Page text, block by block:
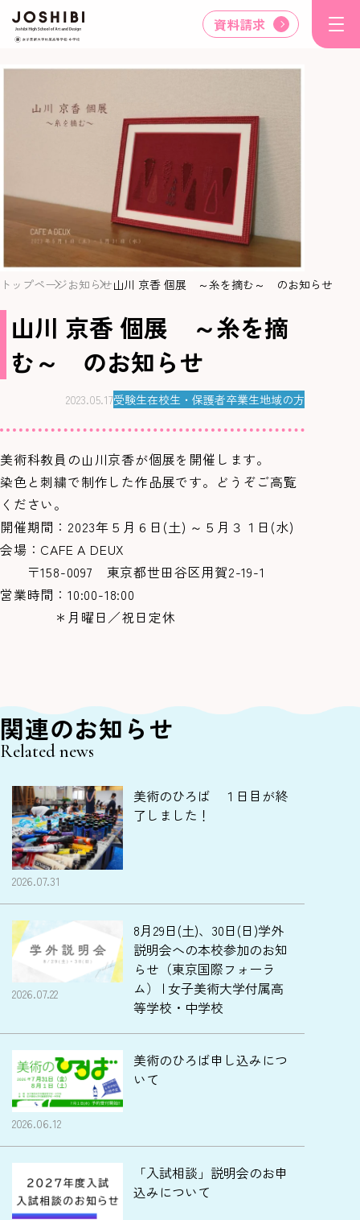
資料請求
トップページお知らせ山川 京香 個展 ～糸を摘む～ のお知らせ
山川 京香 個展 ～糸を摘
む～ のお知らせ
2023.05.17受験生在校生・保護者卒業生地域の方
美術科教員の山川京香が個展を開催します。
染色と刺繍で制作した作品展です。どうぞご高覧
ください。
開催期間：2023年５月６日(土) ～５月３１日(水)
会場：CAFE A DEUX
〒158-0097 東京都世田谷区用賀2-19-1
営業時間：10:00-18:00
＊月曜日／祝日定休
関連のお知らせ
Related news
2026.07.31
美術のひろば １日目が終
了しました！
2026.07.22
8月29日(土)、30日(日)学外
説明会への本校参加のお知
らせ（東京国際フォーラ
ム） | 女子美術大学付属高
等学校・中学校
2026.06.12
美術のひろば申し込みにつ
いて
「入試相談」説明会のお申
込みについて